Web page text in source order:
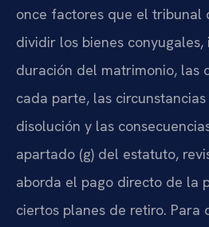
once factores que el tribunal
dividir los bienes
duración del matrimonio, las
cada parte, las
disolución y las
apartado (g) del estatuto,
aborda el pago directo de la
ciertos planes de retiro. Para